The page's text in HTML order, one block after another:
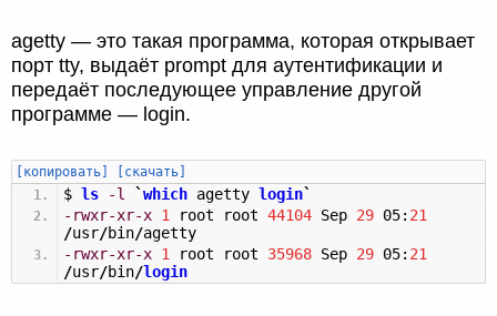
agetty — это такая программа, которая открывает
порт tty, выдаёт prompt для аутентификации и
передаёт последующее управление другой
программе — login.
[копировать] [скачать]
$ ls -l `which agetty login`
-rwxr-xr-x 1 root root 44104 Sep 29 05: 21
/usr/bin/agetty
-rwxr-xr-x 1 root root 35968 Sep 29 05: 21
/usr/bin/login